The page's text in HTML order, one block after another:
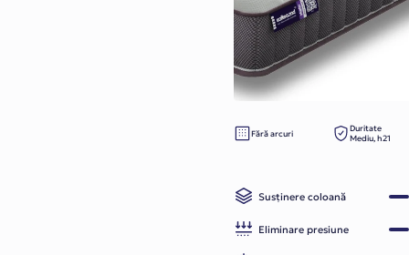
Fără arcuri
Duritate
Mediu, h21
Susținere coloană
Eliminare presiune